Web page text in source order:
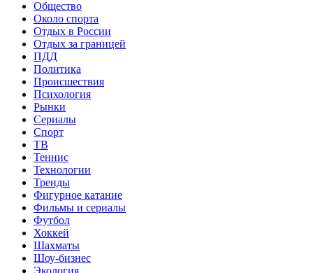
Общество
Около спорта
Отдых в России
Отдых за границей
ПДД
Политика
Происшествия
Психология
Рынки
Сериалы
Спорт
ТВ
Теннис
Технологии
Тренды
Фигурное катание
Фильмы и сериалы
Футбол
Хоккей
Шахматы
Шоу-бизнес
Экология